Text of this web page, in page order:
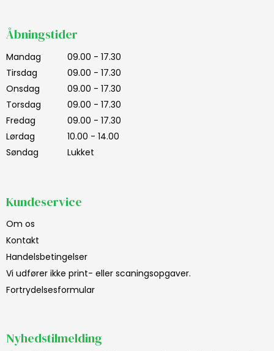
Åbningstider
Mandag
09.00 - 17.30
Tirsdag
09.00 - 17.30
Onsdag
09.00 - 17.30
Torsdag
09.00 - 17.30
Fredag
09.00 - 17.30
Lørdag
10.00 - 14.00
Søndag
Lukket
Kundeservice
Om os
Kontakt
Handelsbetingelser
Vi udfører ikke print- eller scaningsopgaver.
Fortrydelsesformular
Nyhedstilmelding